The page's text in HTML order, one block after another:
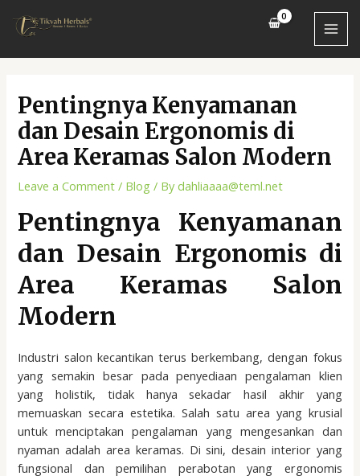
Pentingnya Kenyamanan
dan Desain Ergonomis di
Area Keramas Salon Modern
Leave a Comment / Blog / Bydahliaaaa@teml.net
Pentingnya Kenyamanan
dan Desain Ergonomis di
Area Keramas Salon
Modern
Industri salon kecantikan terus berkembang, dengan fokus
yang semakin besar pada penyediaan pengalaman klien
yang holistik, tidak hanya sekadar hasil akhir yang
memuaskan secara estetika. Salah satu area yang krusial
untuk menciptakan pengalaman yang mengesankan dan
nyaman adalah area keramas. Di sini, desain interior yang
fungsional dan pemilihan perabotan yang ergonomis
navigation